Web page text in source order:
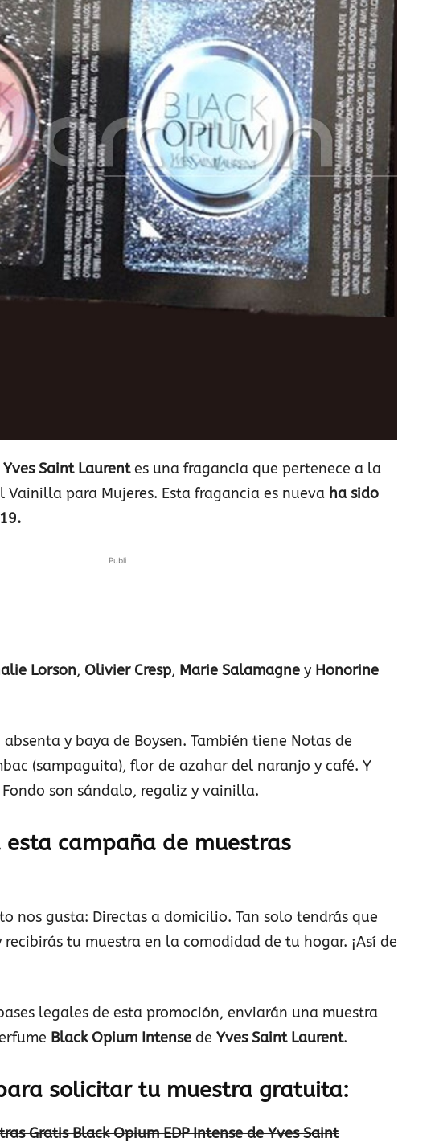
Yves Saint Laurentes una fragancia que pertenece a la
para Mujeres. Esta fragancia es nueva ha sido
Publi
Lorson, Olivier Cresp, Marie Salamagne y Honorine
y baya de Boysen. También tiene Notas de
(sampaguita), flor de azahar del naranjo y café. Y
son sándalo, regaliz y vainilla.
esta campaña de muestras
nos gusta: Directas a domicilio. Tan solo tendrás que
tu muestra en la comodidad de tu hogar. ¡Así de
legales de esta promoción, enviarán una muestra
Black Opium Intense de Yves Saint Laurent.
solicitar tu muestra gratuita:
Gratis Black Opium EDP Intense de Yves Saint